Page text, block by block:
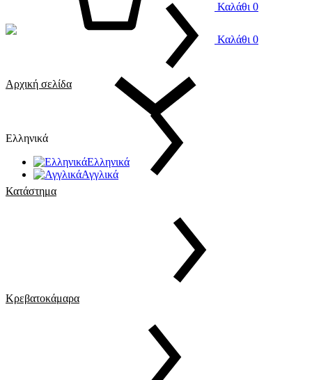
Καλάθι 0
Ελληνικά
Ελληνικά
Αγγλικά
Καλάθι 0
Αρχική σελίδα
Κατάστημα
Κρεβατοκάμαρα